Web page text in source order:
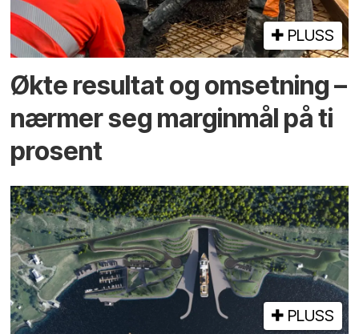
PLUSS
Økte resultat og omsetning –
nærmer seg marginmål på ti
prosent
PLUSS